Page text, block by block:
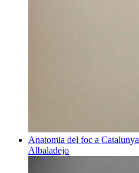
Anatomia del foc a Catalunya
Albaladejo